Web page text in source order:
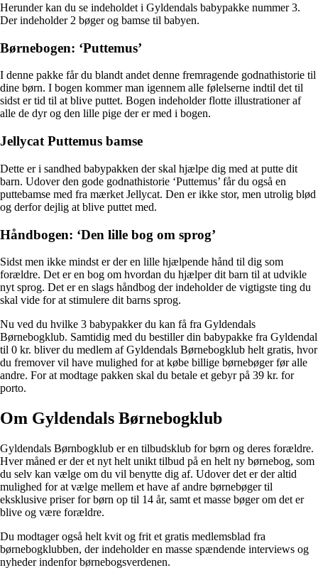
Herunder kan du se indeholdet i Gyldendals babypakke nummer 3.
Der indeholder 2 bøger og bamse til babyen.
Børnebogen: ‘Puttemus’
I denne pakke får du blandt andet denne fremragende godnathistorie til
dine børn. I bogen kommer man igennem alle følelserne indtil det til
sidst er tid til at blive puttet. Bogen indeholder flotte illustrationer af
alle de dyr og den lille pige der er med i bogen.
Jellycat Puttemus bamse
Dette er i sandhed babypakken der skal hjælpe dig med at putte dit
barn. Udover den gode godnathistorie ‘Puttemus’ får du også en
puttebamse med fra mærket Jellycat. Den er ikke stor, men utrolig blød
og derfor dejlig at blive puttet med.
Håndbogen: ‘Den lille bog om sprog’
Sidst men ikke mindst er der en lille hjælpende hånd til dig som
forældre. Det er en bog om hvordan du hjælper dit barn til at udvikle
nyt sprog. Det er en slags håndbog der indeholder de vigtigste ting du
skal vide for at stimulere dit barns sprog.
Nu ved du hvilke 3 babypakker du kan få fra Gyldendals
Børnebogklub. Samtidig med du bestiller din babypakke fra Gyldendal
til 0 kr. bliver du medlem af Gyldendals Børnebogklub helt gratis, hvor
du fremover vil have mulighed for at købe billige børnebøger før alle
andre. For at modtage pakken skal du betale et gebyr på 39 kr. for
porto.
Om Gyldendals Børnebogklub
Gyldendals Børnbogklub er en tilbudsklub for børn og deres forældre.
Hver måned er der et nyt helt unikt tilbud på en helt ny børnebog, som
du selv kan vælge om du vil benytte dig af. Udover det er der altid
mulighed for at vælge mellem et have af andre børnebøger til
eksklusive priser for børn op til 14 år, samt et masse bøger om det er
blive og være forældre.
Du modtager også helt kvit og frit et gratis medlemsblad fra
børnebogklubben, der indeholder en masse spændende interviews og
nyheder indenfor børnebogsverdenen.